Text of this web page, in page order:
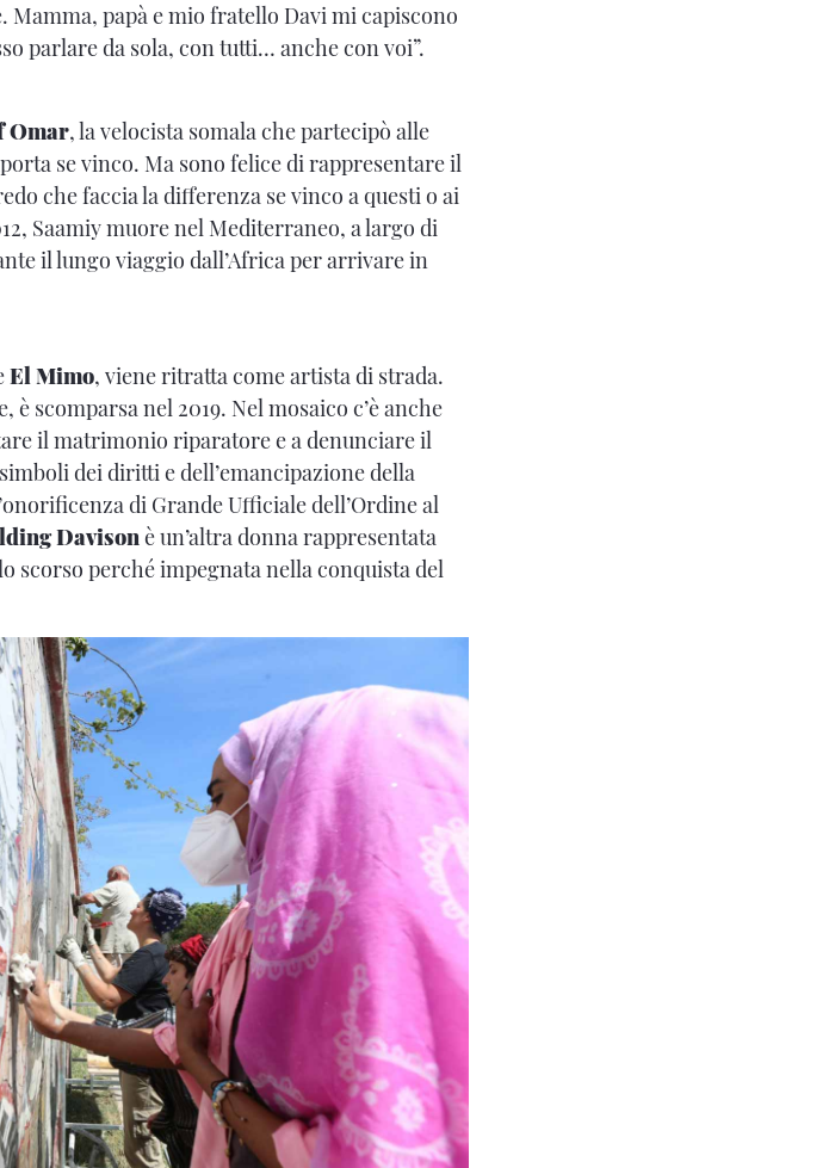
papà e mio fratello Davi mi capiscono
parlare da sola, con tutti… anche con voi”.
Omar, la velocista somala che partecipò alle
se vinco. Ma sono felice di rappresentare il
che faccia la differenza se vinco a questi o ai
Saamiy muore nel Mediterraneo, a largo di
il lungo viaggio dall’Africa per arrivare in
El Mimo, viene ritratta come artista di strada.
scomparsa nel 2019. Nel mosaico c’è anche
il matrimonio riparatore e a denunciare il
dei diritti e dell’emancipazione della
di Grande Ufficiale dell’Ordine al
Davisonè un’altra donna rappresentata
scorso perché impegnata nella conquista del